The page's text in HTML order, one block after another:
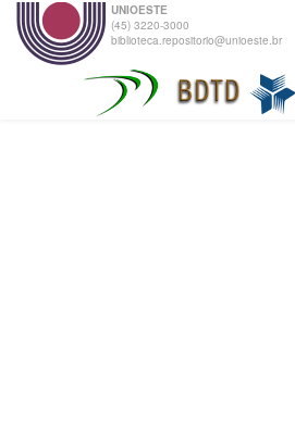
UNIOESTE
(45) 3220-3000
biblioteca.repositorio@unioeste.br